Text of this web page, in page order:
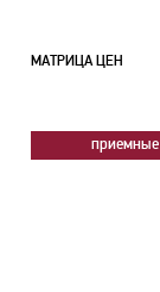
МАТРИЦА ЦЕН
приемные